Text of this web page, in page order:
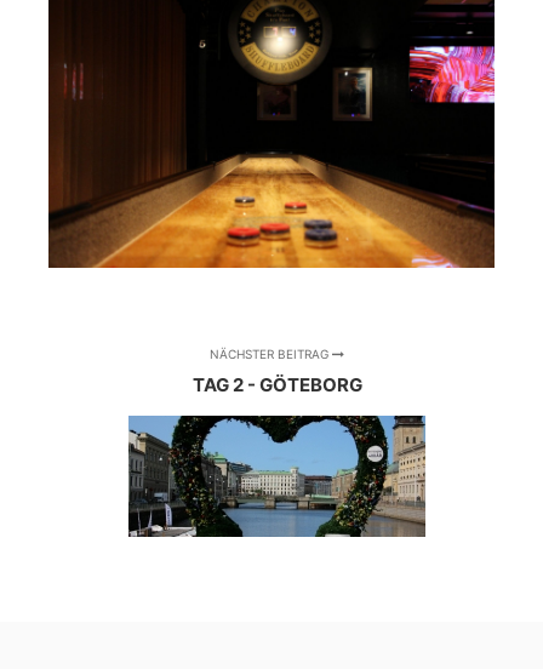
NÄCHSTER BEITRAG
TAG 2 - GÖTEBORG